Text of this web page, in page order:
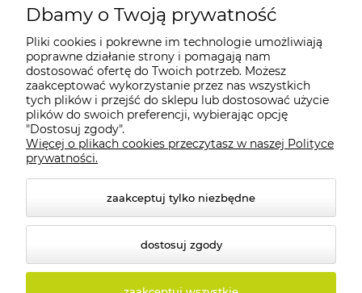
Moje konto
Płatności i dostawa
Informacje
Dbamy o Twoją prywatność
Pliki cookies i pokrewne im technologie umożliwiają
poprawne działanie strony i pomagają nam
dostosować ofertę do Twoich potrzeb. Możesz
zaakceptować wykorzystanie przez nas wszystkich
tych plików i przejść do sklepu lub dostosować użycie
plików do swoich preferencji, wybierając opcję
"Dostosuj zgody".
Więcej o plikach cookies przeczytasz w naszej Polityce
prywatności.
zaakceptuj tylko niezbędne
dostosuj zgody